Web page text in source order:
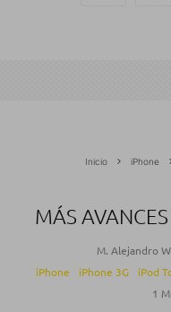
Inicio iPhone
MÁS
M. Alejandro
iPhone
iPhone 3G iPod
1